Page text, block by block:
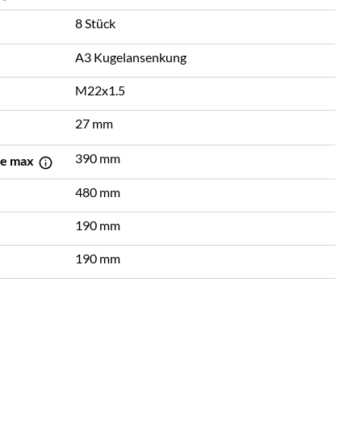
8 Stück
A3 Kugelansenkung
M22x1.5
27 mm
max 390 mm
480 mm
190 mm
190 mm